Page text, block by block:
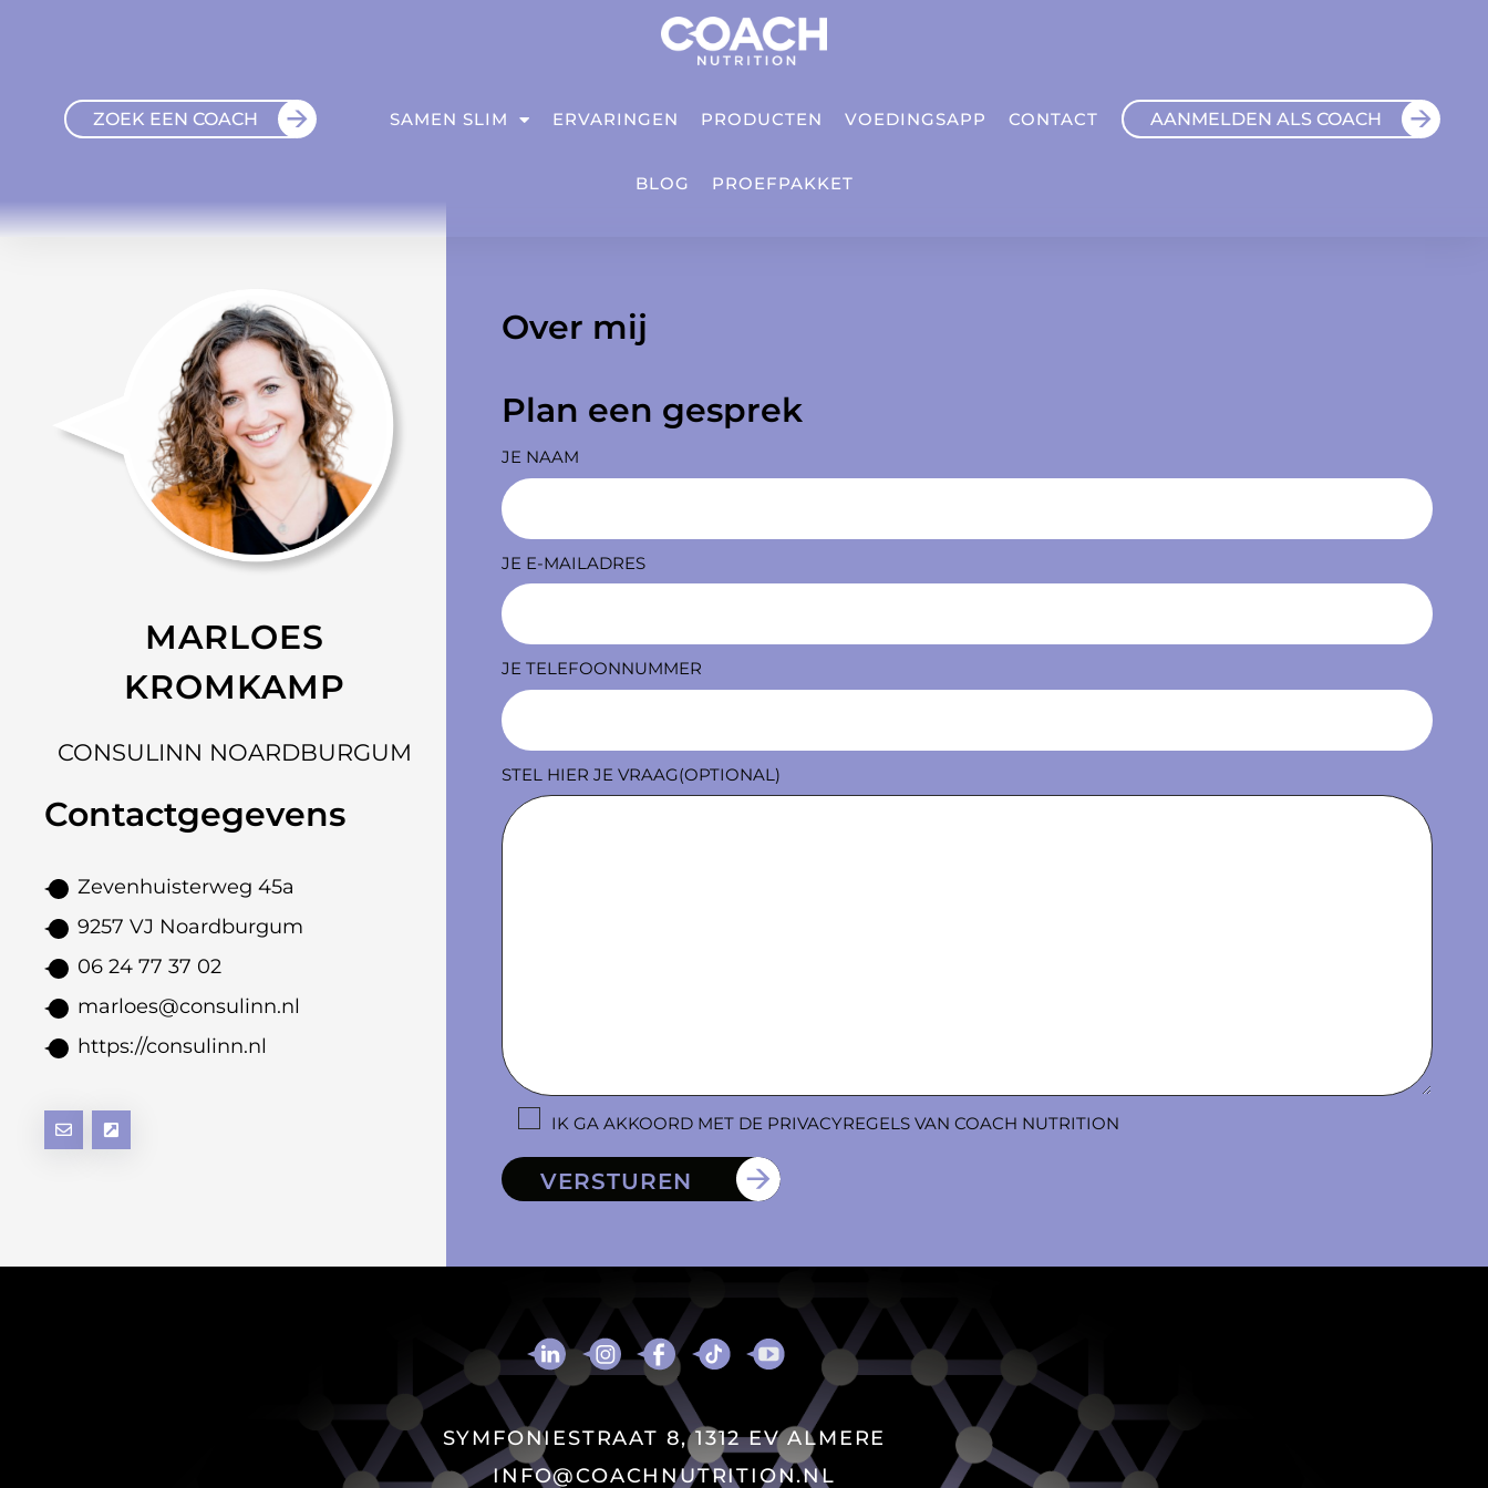
ZOEK EEN COACH SAMEN SLIM ERVARINGEN PRODUCTEN VOEDINGSAPP CONTACT
BLOG PROEFPAKKET
AANMELDEN ALS COACH
MARLOES
KROMKAMP
CONSULINN NOARDBURGUM
Contactgegevens
Zevenhuisterweg 45a
9257 VJ Noardburgum
06 24 77 37 02
marloes@consulinn.nl
https://consulinn.nl
Over mij
Plan een gesprek
JE NAAM
JE E-MAILADRES
JE TELEFOONNUMMER
STEL HIER JE VRAAG(OPTIONAL)
IK GA AKKOORD MET DE PRIVACYREGELS VAN COACH NUTRITION
VERSTUREN
SYMFONIESTRAAT 8, 1312 EV ALMERE
INFO@COACHNUTRITION.NL